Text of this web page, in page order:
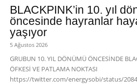
BLACKPINK’in 10. yıl
öncesinde hayranlar
yaşıyor
5 Ağustos 2026
GRUBUN 10. YIL DÖNÜMÜ ÖNCESİNDE
ÖFKESİ VE PATLAMA NOKTASI
https://twitter.com/energysobi/status/